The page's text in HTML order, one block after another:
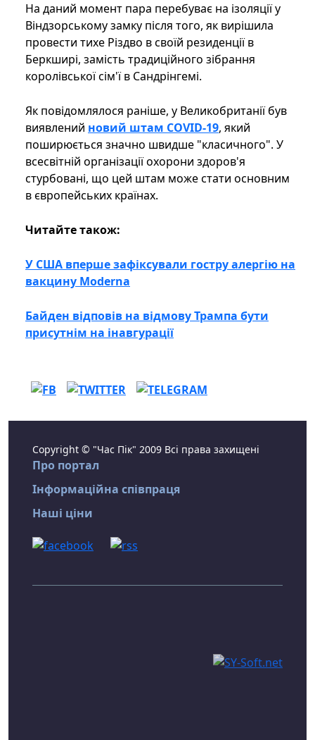
На даний момент пара перебуває на ізоляції у
Віндзорському замку після того, як вирішила
провести тихе Різдво в своїй резиденції в
Беркширі, замість традиційного зібрання
королівської сім'ї в Сандрінгемі.
Як повідомлялося раніше, у Великобританії був
виявлений новий штам COVID-19, який
поширюється значно швидше "класичного". У
всесвітній організації охорони здоров'я
стурбовані, що цей штам може стати основним
в європейських країнах.
Читайте також:
У США вперше зафіксували гостру алергію на
вакцину Moderna
Байден відповів на відмову Трампа бути
присутнім на інавгурації
Copyright © "Час Пік" 2009 Всі права захищені
Про портал
Інформаційна співпраця
Наші ціни